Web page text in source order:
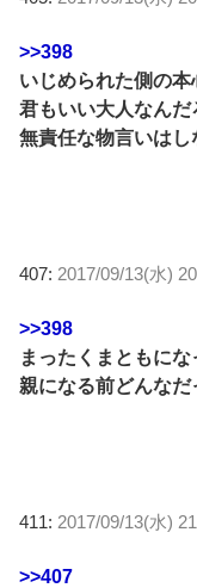
>>398
いじめられた側の
君もいい大人なんだ
無責任な物言いはし
407: 2017/09/13(水)
>>398
まったくまともに
親になる前どんなだ
411: 2017/09/13(水)
>>407